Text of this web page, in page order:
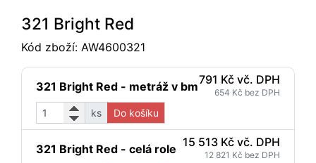
321 Bright Red
Kód zboží: AW4600321
321 Bright Red - metráž v bm791 Kč vč. DPH
654 Kč bez DPH
ks Do košíku
321 Bright Red - celá role 15 513 Kč vč. DPH
12 821 Kč bez DPH